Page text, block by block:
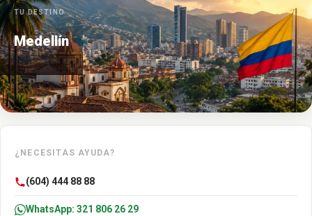
TU DESTINO
Medellín
¿NECESITAS AYUDA?
(604) 444 88 88
WhatsApp: 321 806 26 29